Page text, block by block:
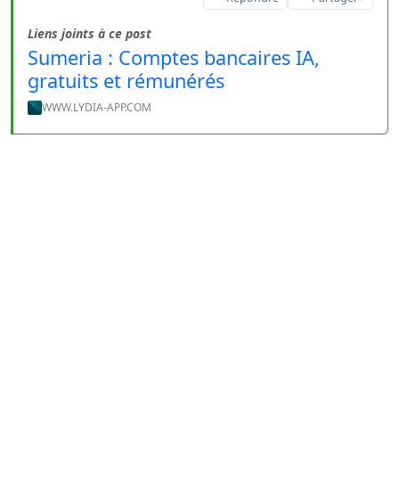
Liens joints à ce post
Sumeria : Comptes bancaires IA,
gratuits et rémunérés
WWW.LYDIA-APP.COM